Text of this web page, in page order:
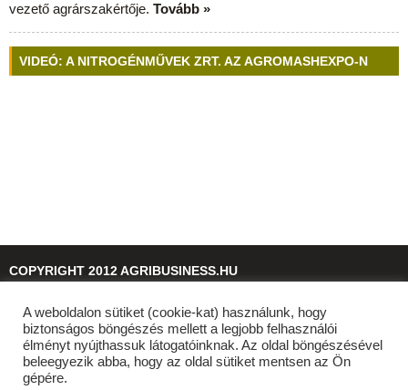
vezető agrárszakértője. Tovább »
VIDEÓ: A NITROGÉNMŰVEK ZRT. AZ AGROMASHEXPO-N
COPYRIGHT 2012 AGRIBUSINESS.HU
© 2026agribusiness.hu
A weboldalon sütiket (cookie-kat) használunk, hogy
biztonságos böngészés mellett a legjobb felhasználói
élményt nyújthassuk látogatóinknak. Az oldal böngészésével
beleegyezik abba, hogy az oldal sütiket mentsen az Ön
gépére.